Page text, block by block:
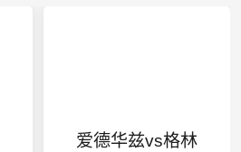
爱德华兹vs格林